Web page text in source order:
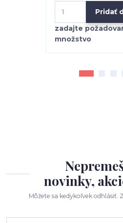
Pridať
novinky,
Môžete sa kedykoľvek odhlásiť.